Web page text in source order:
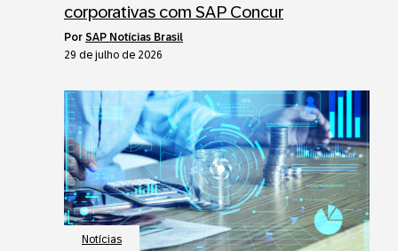
corporativas com SAP Concur
por SAP Notícias Brasil
29 de julho de 2026
Notícias